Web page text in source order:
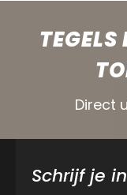
Direct
Schrijf je